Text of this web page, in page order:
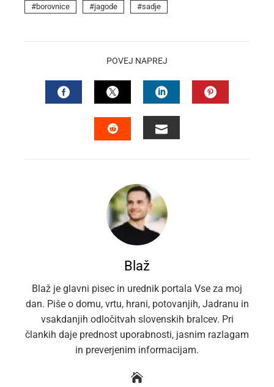
borovnice jagode sadje
POVEJ NAPREJ
FACEBOOKTWITTERLINKEDIN
Blaž
Blaž je glavni pisec in urednik portala Vse za moj
dan. Piše o domu, vrtu, hrani, potovanjih, Jadranu in
vsakdanjih odločitvah slovenskih bralcev. Pri
člankih daje prednost uporabnosti, jasnim razlagam
in preverjenim informacijam.